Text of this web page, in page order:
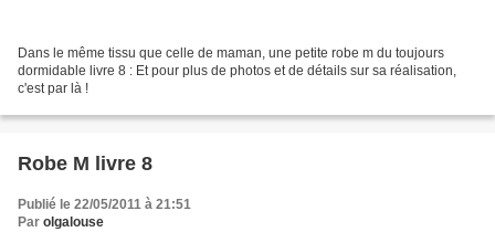
Dans le même tissu que celle de maman, une petite robe m du toujours
dormidable livre 8 : Et pour plus de photos et de détails sur sa réalisation,
c'est par là !
Robe M livre 8
Publié le 22/05/2011 à 21:51
Par olgalouse